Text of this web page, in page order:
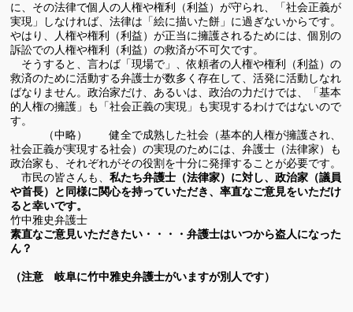
に、その法律で個人の人権や権利（利益）が守られ、「社会正義が
実現」しなければ、法律は「絵に描いた餅」に過ぎないからです。
やはり、人権や権利（利益）が正当に擁護されるためには、個別の
訴訟での人権や権利（利益）の救済が不可欠です。
そうすると、言わば「現場で」、依頼者の人権や権利（利益）の
救済のために活動する弁護士が数多く存在して、活発に活動しなれ
ばなりません。政治家だけ、あるいは、政治の力だけでは、「基本
的人権の擁護」も「社会正義の実現」も実現するわけではないので
す。
（中略） 健全で成熟した社会（基本的人権が擁護され、
社会正義が実現する社会）の実現のためには、弁護士（法律家）も
政治家も、それぞれがその役割を十分に発揮することが必要です。
市民の皆さんも、私たち弁護士（法律家）に対し、政治家（議員
や首長）と同様に関心を持っていただき、率直なご意見をいただけ
ると幸いです。
竹中雅史弁護士
素直なご意見いただきたい・・・・弁護士はいつから盗人になった
ん？
（注意 岐阜に竹中雅史弁護士がいますが別人です）